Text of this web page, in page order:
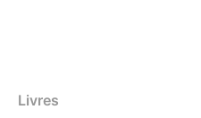
Livres